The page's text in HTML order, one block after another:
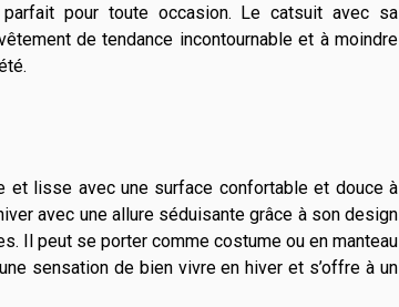
pour toute occasion. Le catsuit avec sa
de tendance incontournable et à moindre
et lisse avec une surface confortable et douce à
avec une allure séduisante grâce à son design
Il peut se porter comme costume ou en manteau
sensation de bien vivre en hiver et s’offre à un